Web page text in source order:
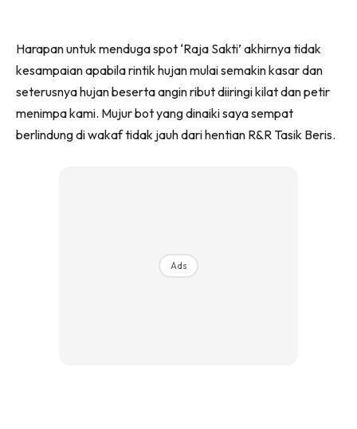
Harapan untuk menduga spot ‘Raja Sakti’ akhirnya tidak
kesampaian apabila rintik hujan mulai semakin kasar dan
seterusnya hujan beserta angin ribut diiringi kilat dan petir
menimpa kami. Mujur bot yang dinaiki saya sempat
berlindung di wakaf tidak jauh dari hentian R&R Tasik Beris.
Ads